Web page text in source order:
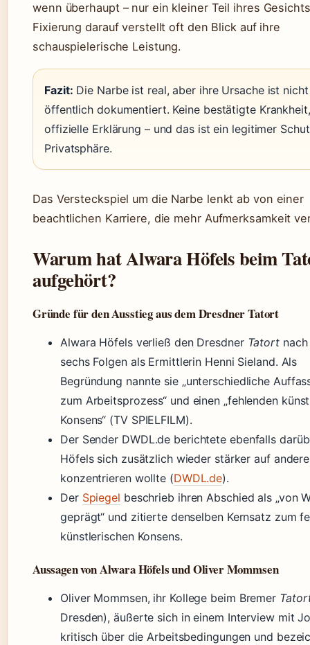
wenn überhaupt – nur ein kleiner Teil ihres
Fixierung darauf verstellt oft den Blick auf ihre
schauspielerische Leistung.
Fazit: Die Narbe ist real, aber ihre Ursache ist nicht
öffentlich dokumentiert. Keine bestätigte
offizielle Erklärung – und das ist ein legitimer
Privatsphäre.
Das Versteckspiel um die Narbe lenkt ab von einer
beachtlichen Karriere, die mehr Aufmerksamkeit
Warum hat Alwara Höfels beim
aufgehört?
Gründe für den Ausstieg aus dem Dresdner Tatort
Alwara Höfels verließ den Dresdner Tatortnach
sechs Folgen als Ermittlerin Henni Sieland. Als
Begründung nannte sie „unterschiedliche
zum Arbeitsprozess“ und einen „fehlenden
Konsens“ (TV SPIELFILM).
Der Sender DWDL.de berichtete ebenfalls
Höfels sich zusätzlich wieder stärker auf
konzentrieren wollte (DWDL.de).
Der Spiegel beschrieb ihren Abschied als „von
geprägt“ und zitierte denselben Kernsatz zum
künstlerischen Konsens.
Aussagen von Alwara Höfels und Oliver Mommsen
Oliver Mommsen, ihr Kollege beim Bremer
Dresden), äußerte sich in einem Interview mit
kritisch über die Arbeitsbedingungen und